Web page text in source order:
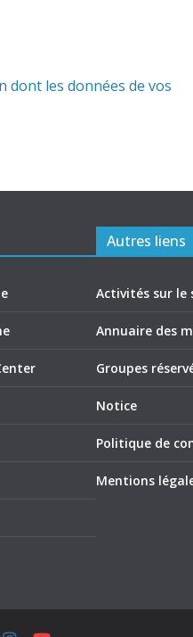
dont les données de vos
Autres liens
Activités sur le
Annuaire des
Groupes
Notice
Politique de
Mentions